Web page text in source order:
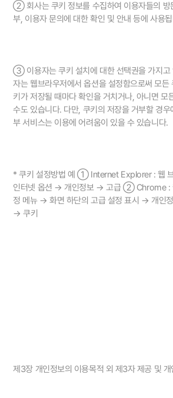
② 회사는 쿠키 정보를 수집하여 이용자들의 방
부, 이용자 문의에 대한 확인 및 안내 등에 사용
③ 이용자는 쿠키 설치에 대한 선택권을 가지고
자는 웹브라우저에서 옵션을 설정함으로써 모든
키가 저장될 때마다 확인을 거치거나, 아니면 모
수도 있습니다. 다만, 쿠키의 저장을 거부할 경
부 서비스는 이용에 어려움이 있을 수 있습니다.
* 쿠키 설정방법 예 ① Internet Explorer : 웹
인터넷 옵션 → 개인정보 → 고급 ② Chrome :
정 메뉴 → 화면 하단의 고급 설정 표시 → 개인
→ 쿠키
제3장 개인정보의 이용목적 외 제3자 제공 및 개